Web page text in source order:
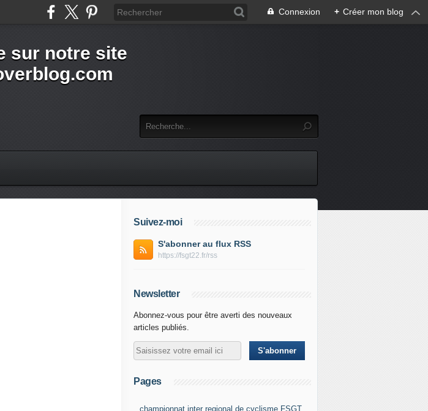
Connexion + Créer mon blog
sur notre site
Suivez-moi
S'abonner au flux RSS
https://fsgt22.fr/rss
Newsletter
Abonnez-vous pour être averti des nouveaux
articles publiés.
Pages
championnat inter regional de cyclisme FSGT